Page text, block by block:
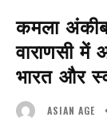
कमला
वाराणसी में
भारत और
ASIAN AGE